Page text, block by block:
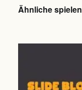
Ähnliche spielen